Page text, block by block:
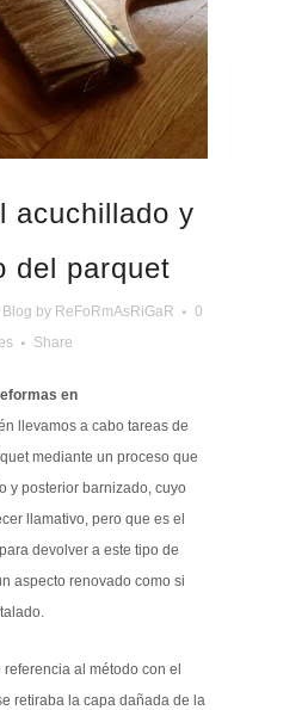
acuchillado y
del parquet
Blog by ReFoRmAsRiGaR
0
Share
en
llevamos a cabo tareas de
mediante un proceso que
y posterior barnizado, cuyo
llamativo, pero que es el
devolver a este tipo de
aspecto renovado como si
al método con el
retiraba la capa dañada de la